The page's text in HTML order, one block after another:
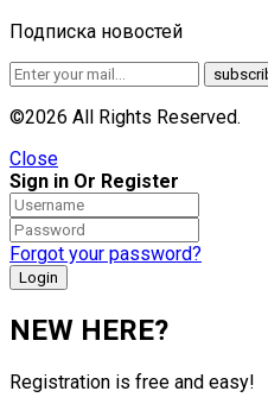
Подписка новостей
©2026 All Rights Reserved.
Close
Sign in Or Register
Forgot your password?
NEW HERE?
Registration is free and easy!